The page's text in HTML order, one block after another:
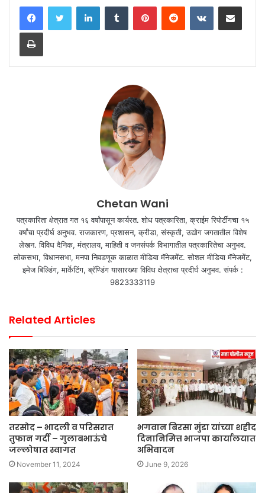
LinkedInTumblr PinterestReddit VKontakteShare via Email
Print
Chetan Wani
पत्रकारिता क्षेत्रात गत १६ वर्षांपासून कार्यरत. शोध पत्रकारिता, क्राईम रिपोर्टींगचा १५
वर्षांचा प्रदीर्घ अनुभव. राजकारण, प्रशासन, क्रीडा, संस्कृती, उद्योग जगतातील विशेष
लेखन. विविध दैनिक, मंत्रालय, माहिती व जनसंपर्क विभागातील पत्रकारितेचा अनुभव.
लोकसभा, विधानसभा, मनपा निवडणूक काळात मीडिया मॅनेजमेंट. सोशल मीडिया मॅनेजमेंट,
इमेज बिल्डिंग, मार्केटिंग, ब्रॅण्डिंग यासारख्या विविध क्षेत्राचा प्रदीर्घ अनुभव. संपर्क :
9823333119
Related Articles
तरसोद – भादली व परिसरात
तुफान गर्दी – गुलाबभाऊंचे
जल्लोषात स्वागत
November 11, 2024
भगवान बिरसा मुंडा यांच्या शहीद
दिनानिमित्त भाजपा कार्यालयात
अभिवादन
June 9, 2026